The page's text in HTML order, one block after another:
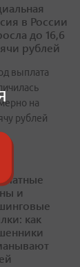
в России
до 16,6
рублей
выплата
на
рублей
и
как